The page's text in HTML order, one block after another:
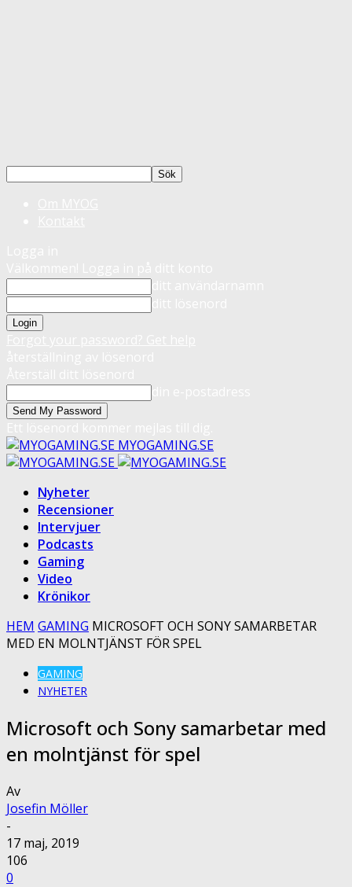
MYOGAMING.SE
Nyheter
Recensioner
Intervjuer
Podcasts
Gaming
Video
Krönikor
HEM GAMING MICROSOFT OCH SONY SAMARBETAR
MED EN MOLNTJÄNST FÖR SPEL
GAMING
NYHETER
Microsoft och Sony samarbetar med
en molntjänst för spel
Av
Josefin Möller
-
17 maj, 2019
106
0